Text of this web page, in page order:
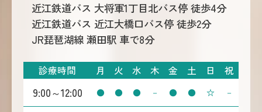
近江鉄道バス 大将軍1丁目北バス停 徒歩4分
近江鉄道バス 近江大橋口バス停 徒歩2分
JR琵琶湖線 瀬田駅 車で8分
診療時間 月 火 水 木 金 土 日 祝
9:00～12:00 ● ● ● － ● ● ☆ －